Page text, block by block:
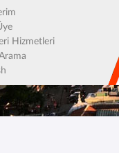
Hizmetleri